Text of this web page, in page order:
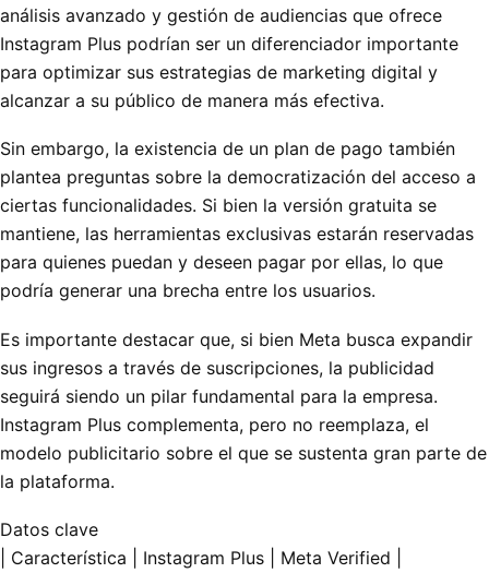
análisis avanzado y gestión de audiencias que ofrece
Instagram Plus podrían ser un diferenciador importante
para optimizar sus estrategias de marketing digital y
alcanzar a su público de manera más efectiva.
Sin embargo, la existencia de un plan de pago también
plantea preguntas sobre la democratización del acceso a
ciertas funcionalidades. Si bien la versión gratuita se
mantiene, las herramientas exclusivas estarán reservadas
para quienes puedan y deseen pagar por ellas, lo que
podría generar una brecha entre los usuarios.
Es importante destacar que, si bien Meta busca expandir
sus ingresos a través de suscripciones, la publicidad
seguirá siendo un pilar fundamental para la empresa.
Instagram Plus complementa, pero no reemplaza, el
modelo publicitario sobre el que se sustenta gran parte de
la plataforma.
Datos clave
| Característica | Instagram Plus | Meta Verified |